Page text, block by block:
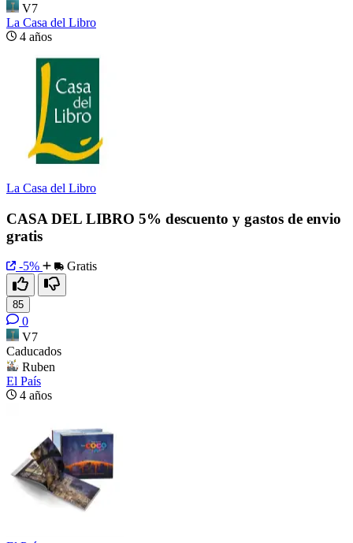
V7
La Casa del Libro
4 años
La Casa del Libro
CASA DEL LIBRO 5% descuento y gastos de envio
gratis
-5% Gratis
85
0
V7
Caducados
Ruben
El País
4 años